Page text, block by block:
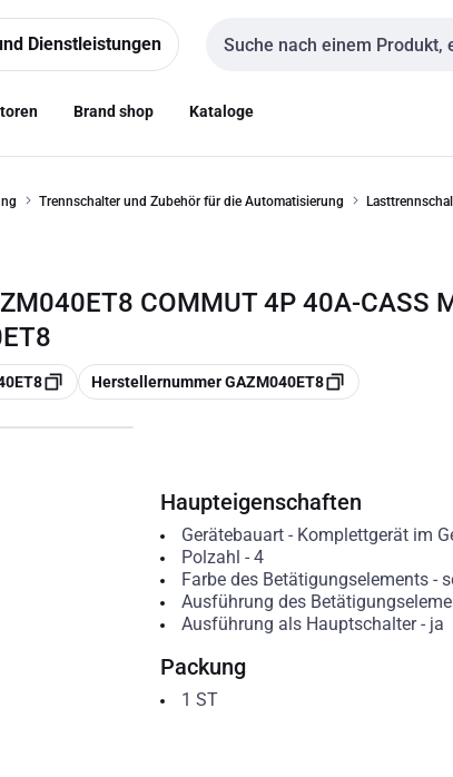
Dienstleistungen
Sucheingabe
Brand shop Kataloge
Trennschalter und Zubehör für die Automatisierung
COMMUT 4P 40A-CASS
Kopieren
Herstellernummer GAZM040ET8
Haupteigenschaften
Gerätebauart- Komplettgerät im
Polzahl - 4
Farbe des Betätigungselements-
Ausführung des
Ausführung als Hauptschalter- ja
Packung
1 ST